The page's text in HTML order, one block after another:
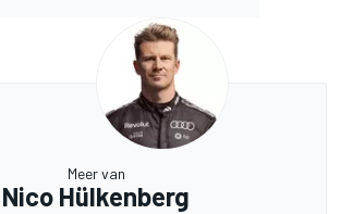
Meer van
Nico Hülkenberg